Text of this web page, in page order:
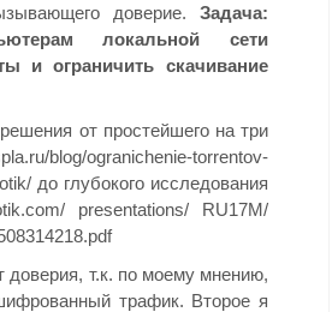
доверие. Задача:
локальной сети
и ограничить скачивание
от простейшего на три
blog/ogranichenie-torrentov-
до глубокого исследования
presentations/ RU17M/
доверия, т.к. по моему мнению,
трафик. Второе я